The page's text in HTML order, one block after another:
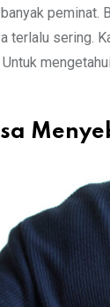
peminat.
terlalu sering.